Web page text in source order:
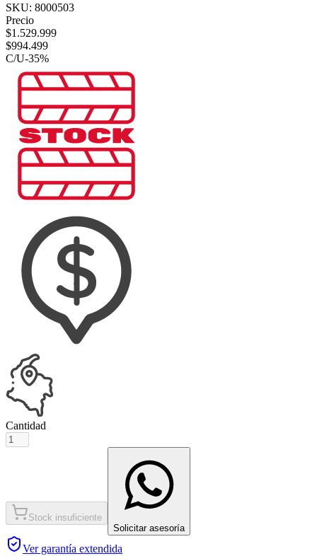
SKU: 8000503
Precio
$1.529.999
$994.499
C/U-35%
Cantidad
Stock insuficiente
Solicitar asesoría
Ver garantía extendida